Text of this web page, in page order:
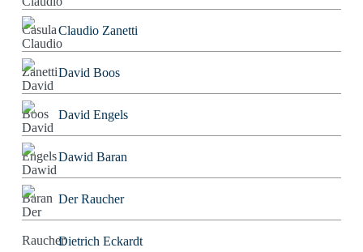
Claudio Zanetti
David Boos
David Engels
Dawid Baran
Der Raucher
Dietrich Eckardt